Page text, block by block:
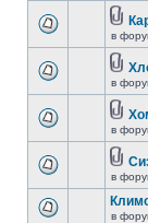
в
в
в
в
в